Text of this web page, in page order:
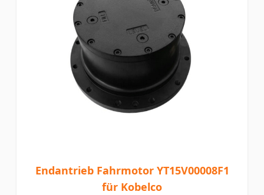
Endantrieb Fahrmotor YT15V00008F1
für Kobelco